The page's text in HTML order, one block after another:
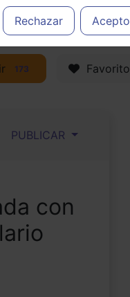
Rechazar Acepto
173 Favorito
PUBLICAR
con